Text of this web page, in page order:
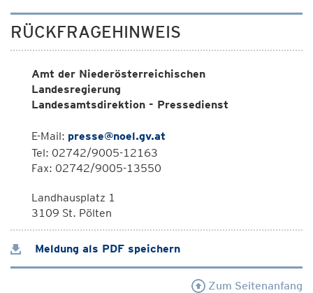
RÜCKFRAGEHINWEIS
Amt der Niederösterreichischen
Landesregierung
Landesamtsdirektion - Pressedienst
E-Mail: presse@noel.gv.at
Tel: 02742/9005-12163
Fax: 02742/9005-13550
Landhausplatz 1
3109 St. Pölten
Meldung als PDF speichern
Zum Seitenanfang